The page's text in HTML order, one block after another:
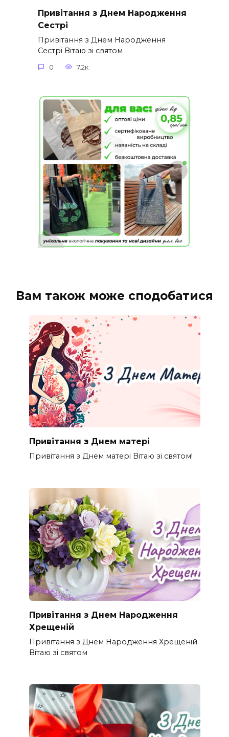
Привітання з Днем Народження
Сестрі
Привітання з Днем Народження
Сестрі Вітаю зі святом
0 7.2к.
Вам також може сподобатися
Привітання з Днем матері
Привітання з Днем матері Вітаю зі святом!
Привітання з Днем Народження
Хрещеній
Привітання з Днем Народження Хрещеній
Вітаю зі святом